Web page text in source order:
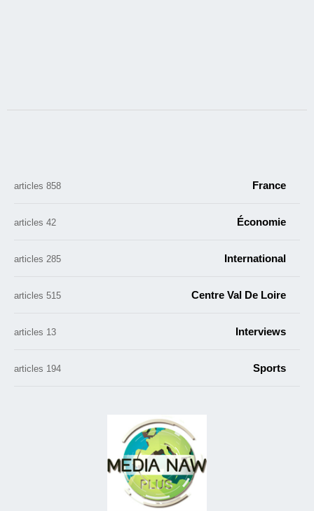
France
858 articles
Économie
42 articles
International
285 articles
Centre Val De Loire
515 articles
Interviews
13 articles
Sports
194 articles